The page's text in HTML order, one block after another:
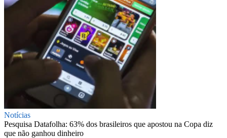
Notícias
Pesquisa Datafolha: 63% dos brasileiros que apostou na Copa diz
que não ganhou dinheiro